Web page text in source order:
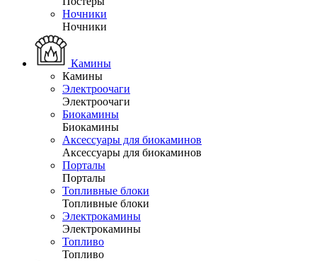
Ночники
Ночники
Камины
Камины
Электроочаги
Электроочаги
Биокамины
Биокамины
Аксессуары для биокаминов
Аксессуары для биокаминов
Порталы
Порталы
Топливные блоки
Топливные блоки
Электрокамины
Электрокамины
Топливо
Топливо